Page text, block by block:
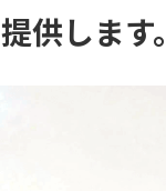
供します。